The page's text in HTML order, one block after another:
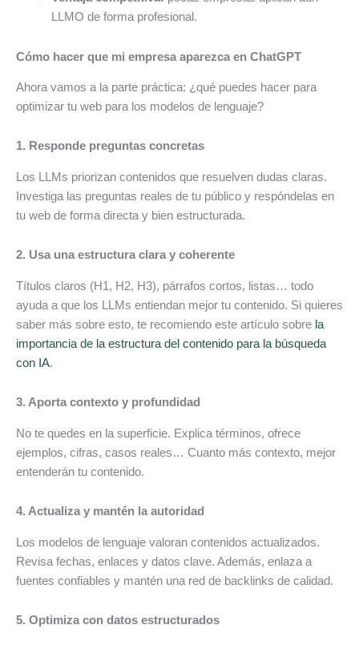
LLMO de forma profesional.
Cómo hacer que mi empresa aparezca en ChatGPT
Ahora vamos a la parte práctica: ¿qué puedes hacer para
optimizar tu web para los modelos de lenguaje?
1. Responde preguntas concretas
Los LLMs priorizan contenidos que resuelven dudas claras.
Investiga las preguntas reales de tu público y respóndelas en
tu web de forma directa y bien estructurada.
2. Usa una estructura clara y coherente
Títulos claros (H1, H2, H3), párrafos cortos, listas… todo
ayuda a que los LLMs entiendan mejor tu contenido. Si quieres
saber más sobre esto, te recomiendo este artículo sobre la
importancia de la estructura del contenido para la búsqueda
con IA.
3. Aporta contexto y profundidad
No te quedes en la superficie. Explica términos, ofrece
ejemplos, cifras, casos reales… Cuanto más contexto, mejor
entenderán tu contenido.
4. Actualiza y mantén la autoridad
Los modelos de lenguaje valoran contenidos actualizados.
Revisa fechas, enlaces y datos clave. Además, enlaza a
fuentes confiables y mantén una red de backlinks de calidad.
5. Optimiza con datos estructurados